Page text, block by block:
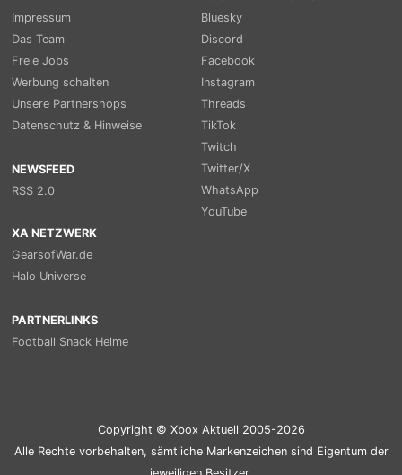
Impressum
Das Team
Freie Jobs
Werbung schalten
Unsere Partnershops
Datenschutz & Hinweise
NEWSFEED
RSS 2.0
Bluesky
Discord
Facebook
Instagram
Threads
TikTok
Twitch
Twitter/X
WhatsApp
YouTube
XA NETZWERK
GearsofWar.de
Halo Universe
PARTNERLINKS
Football Snack Helme
Copyright © Xbox Aktuell 2005-2026
Alle Rechte vorbehalten, sämtliche Markenzeichen sind Eigentum der